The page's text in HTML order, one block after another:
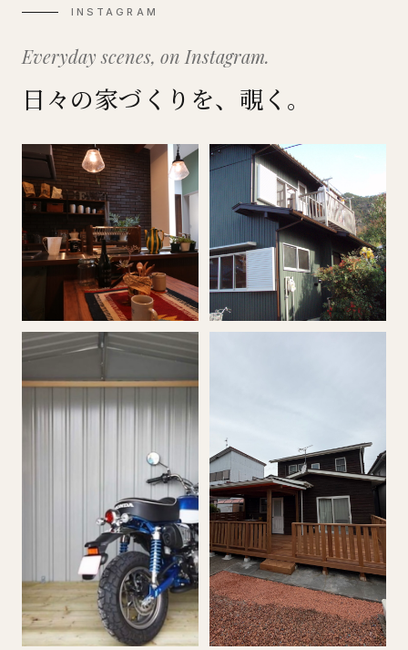
INSTAGRAM
Everyday scenes, on Instagram.
日々の家づくりを、覗く。